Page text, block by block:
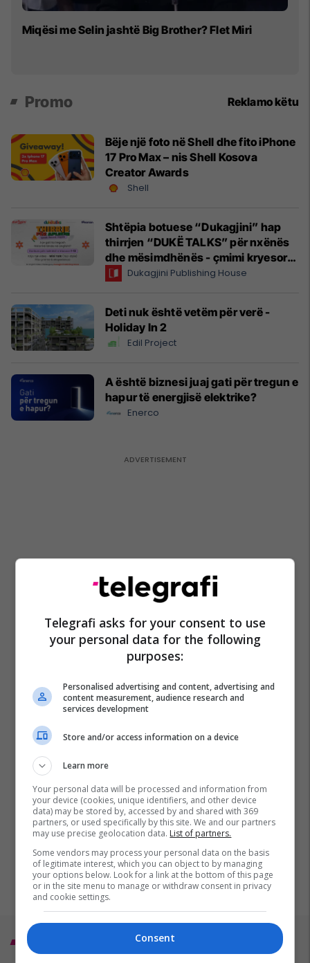
Miqësi me Selin jashtë Big Brother? Flet Miri
Promo Reklamo këtu
Bëje një foto në Shell dhe fito iPhone
17 Pro Max – nis Shell Kosova
Creator Awards
Shell
Shtëpia botuese “Dukagjini” hap
thirrjen “DUKË TALKS” për nxënës
dhe mësimdhënës - çmimi kryesor,
udhëtim në Angli
Dukagjini Publishing House
Deti nuk është vetëm për verë -
Holiday In 2
Edil Project
A është biznesi juaj gati për tregun e
hapur të energjisë elektrike?
Enerco
Top 5
Telegrafi asks for your consent to use
your personal data for the following
purposes:
Personalised advertising and content, advertising and
content measurement, audience research and
services development
Store and/or access information on a device
Learn more
Your personal data will be processed and information from
your device (cookies, unique identifiers, and other device
data) may be stored by, accessed by and shared with 369
partners, or used specifically by this site. We and our partners
may use precise geolocation data. List of partners.
Some vendors may process your personal data on the basis
of legitimate interest, which you can object to by managing
your options below. Look for a link at the bottom of this page
or in the site menu to manage or withdraw consent in privacy
and cookie settings.
Consent